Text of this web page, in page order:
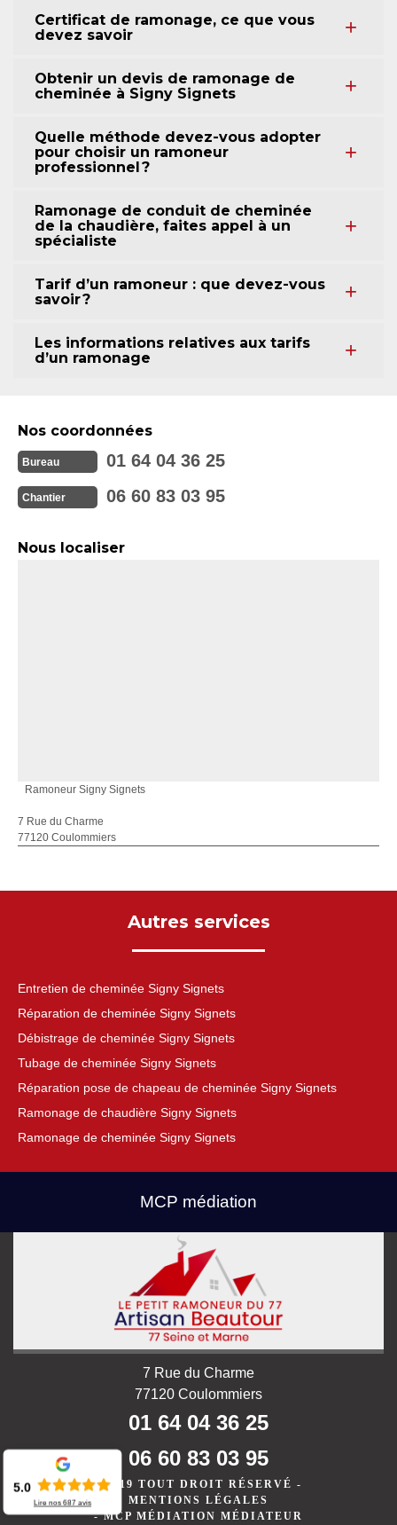
Certificat de ramonage, ce que vous
devez savoir
Obtenir un devis de ramonage de
cheminée à Signy Signets
Quelle méthode devez-vous adopter
pour choisir un ramoneur
professionnel ?
Ramonage de conduit de cheminée
de la chaudière, faites appel à un
spécialiste
Tarif d’un ramoneur : que devez-vous
savoir ?
Les informations relatives aux tarifs
d’un ramonage
Nos coordonnées
Bureau 01 64 04 36 25
Chantier 06 60 83 03 95
Nous localiser
Ramoneur Signy Signets
7 Rue du Charme
77120 Coulommiers
Autres services
Entretien de cheminée Signy Signets
Réparation de cheminée Signy Signets
Débistrage de cheminée Signy Signets
Tubage de cheminée Signy Signets
Réparation pose de chapeau de cheminée Signy Signets
Ramonage de chaudière Signy Signets
Ramonage de cheminée Signy Signets
MCP médiation
7 Rue du Charme
77120 Coulommiers
01 64 04 36 25
06 60 83 03 95
©2019 TOUT DROIT RÉSERVÉ -
MENTIONS LÉGALES
-MCP MÉDIATION MÉDIATEUR
5.0
Lire nos687 avis